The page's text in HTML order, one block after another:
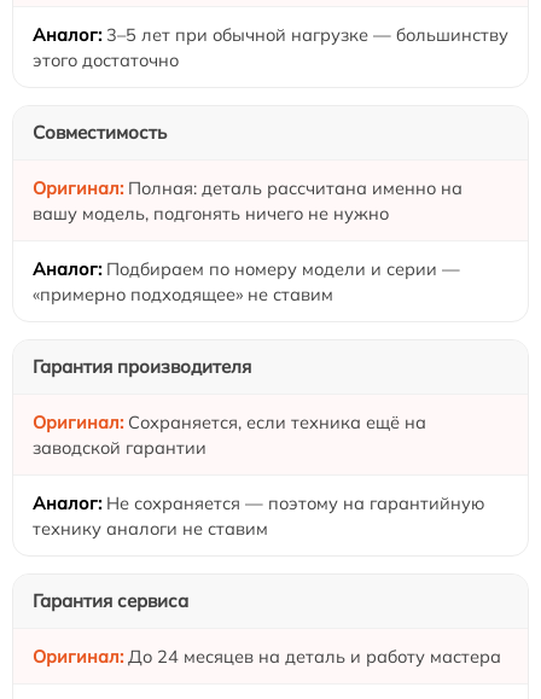
3–5 лет при обычной нагрузке — большинству
этого достаточно
Совместимость
Полная: деталь рассчитана именно на
вашу модель, подгонять ничего не нужно
Подбираем по номеру модели и серии —
«примерно подходящее» не ставим
Гарантия производителя
Сохраняется, если техника ещё на
заводской гарантии
Не сохраняется — поэтому на гарантийную
технику аналоги не ставим
Гарантия сервиса
До 24 месяцев на деталь и работу мастера